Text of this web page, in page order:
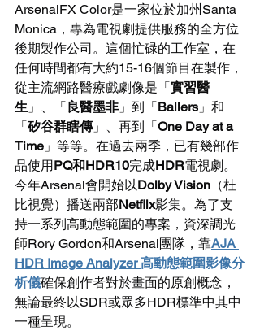
ArsenalFX Color是一家位於加州Santa
Monica，專為電視劇提供服務的全方位
後期製作公司。這個忙碌的工作室，在
任何時間都有大約15-16個節目在製作，
從主流網路醫療戲劇像是「實習醫
生 」、「良醫墨非 」到「Ballers 」和
「矽谷群瞎傳」、再到「One Day at a
Time 」等等。在過去兩季，已有幾部作
品使用PQ和HDR10完成HDR電視劇。
今年Arsenal會開始以Dolby Vision （杜
比視覺）播送兩部Netflix影集。為了支
持一系列高動態範圍的專案，資深調光
師Rory Gordon和Arsenal團隊，靠AJA
HDR Image Analyzer 高動態範圍影像分
析儀確保創作者對於畫面的原創概念，
無論最終以SDR或眾多HDR標準中其中
一種呈現。